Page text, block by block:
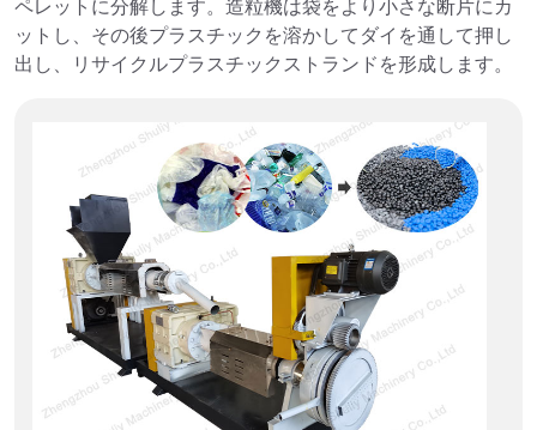
ィ
ル
ム
浄
ン
ペレットに分解します。造粒機は袋をより小さな断片にカ
ットし、その後プラスチックを溶かしてダイを通して押し
出し、リサイクルプラスチックストランドを形成します。